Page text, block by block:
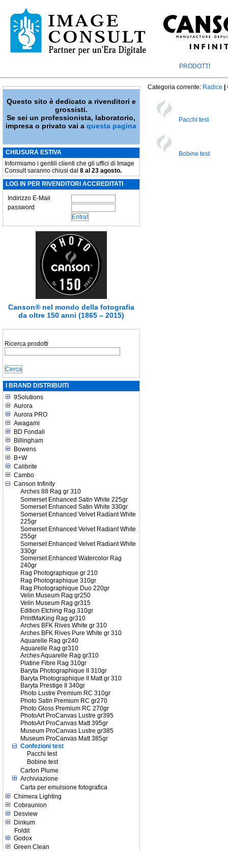
PRODOTTI
Questo sito è dedicato a rivenditori e
grossisti.
Se sei un professionista, laboratorio,
impresa o privato vai aquesta pagina
CHIUSURA ESTIVA
Informiamo i gentili clienti che gli uffici di Image
Consult saranno chiusi dal 8 al 23 agosto.
LOG IN PER RIVENDITORI ACCREDITATI
Indirizzo E-Mail
password
Canson® nel mondo della fotografia
da oltre 150 anni (1865 – 2015)
Ricerca prodotti
I BRAND DISTRIBUITI
9Solutions
Aurora
Aurora PRO
Awagami
BD Fondali
Billingham
Bowens
B+W
Calibrite
Cambo
Canson Infinity
Arches 88 Rag gr 310
Somerset Enhanced Satin White 225gr
Somerset Enhanced Satin White 330gr
Somerset Enhanced Velvet Radiant White
225gr
Somerset Enhanced Velvet Radiant White
255gr
Somerset Enhanced Velvet Radiant White
330gr
Somerset Enhanced Watercolor Rag
240gr
Rag Photographique gr 210
Rag Photographique 310gr
Rag Photographique Duo 220gr
Velin Museum Rag gr250
Velin Museum Rag gr315
Edition Etching Rag 310gr
PrintMaKing Rag gr310
Arches BFK Rives White gr 310
Arches BFK Rives Pure White gr 310
Aquarelle Rag gr240
Aquarelle Rag gr310
Arches Aquarelle Rag gr310
Platine Fibre Rag 310gr
Baryta Photographique II 310gr
Baryta Photographique II Matt gr 310
Baryta Prestige II 340gr
Photo Lustre Premium RC 310gr
Photo Satin Premium RC gr270
Photo Gloss Premium RC 270gr
PhotoArt ProCanvas Lustre gr395
PhotoArt ProCanvas Matt 395gr
Museum ProCanvas Lustre gr385
Museum ProCanvas Matt 385gr
Confezioni test
Pacchi test
Bobine test
Carton Plume
Archiviazione
Carta per emulsione fotografica
Chimera Lighting
Cobraunion
Desview
Dinkum
Foldit
Godox
Green Clean
Categoria corrente: Radice
Pacchi test
Bobine test